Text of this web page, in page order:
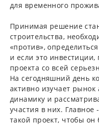
для временного
Принимая решение
строительства,
«против»,
и если это инвестиции,
проекта со всей
На сегодняшний день
активно изучает
динамику и
участия в них.
такой проект, чтобы